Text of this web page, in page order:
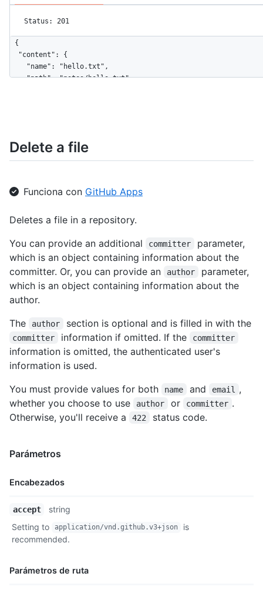
Status: 201
{
  "content": {
    "name": "hello.txt",
    "path": "notes/hello.txt",
"download_url": "https://raw.githubusercontent.com/
    "type": "file",
"git": "https://api.github.com/repos/octocat/Hello-
    }
  "commit": {
    "sha": "7638417db6d59f3c431d3e1f261cc637155684cd",
"node_id":
"url": "https://api.github.com/repos/octocat/Hello-
"html_url": "https://github.com/octocat/Hello-World/git/
    "author": {
      "name": "Monalisa Octocat",
      "email": "octocat@github.com"
    },
    "committer": {
      "date": "2014-11-07T22:01:45Z",
      "name": "Monalisa Octocat",
      "email": "octocat@github.com"
    },
    "message": "my commit message",
      "sha": "691272480426f78a0138979dd3ce63b77f706feb"
    "parents": [
"html_url": "https://github.com/octocat/Hello-
        "sha": "1acc419d4d6a9ce985db7be48c6349a0475975b5"
      }
      "verified": false,
Delete a file
Funciona con GitHub Apps
Deletes a file in a repository.
You can provide an additional
committer
parameter,
which is an object containing information about the
committer. Or, you can provide an
author
parameter,
which is an object containing information about the
author.
The
author section is optional and is filled in with the
committer information if omitted. If the committer
information is omitted, the authenticated user's
information is used.
You must provide values for both
name and email
,
whether you choose to use
author or committer .
Otherwise, you'll receive a
422 status code.
Parámetros
Encabezados
Nombre,
Descripción
accept
string
Setting to
application/vnd.github.v3+json
is
recommended.
Parámetros de ruta